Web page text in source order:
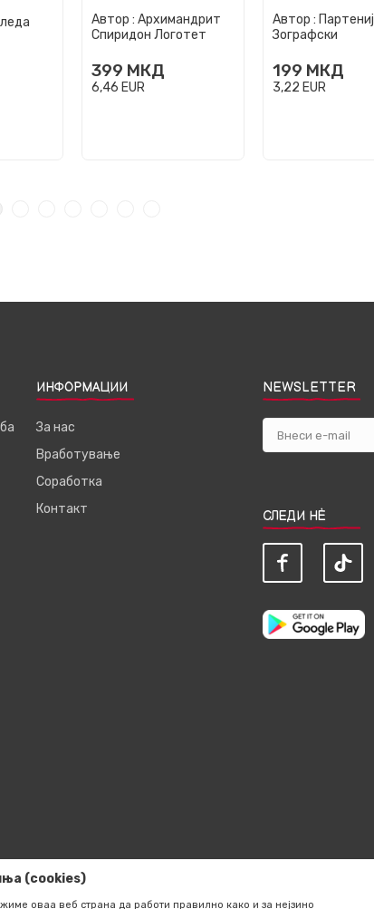
Автор : Архимандрит
Спиридон Логотет
399 МКД
6,46 EUR
Автор : Партениј
Зографски
199 МКД
3,22 EUR
ИНФОРМАЦИИ
За нас
Вработување
Соработка
Контакт
NEWSLETTER
СЛЕДИ НЀ
(cookies)
оваа веб страна да работи правилно како и за нејзино